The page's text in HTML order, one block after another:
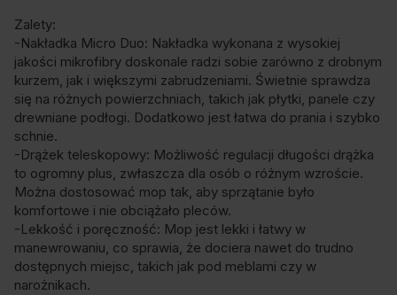
Zalety:
-Nakładka Micro Duo: Nakładka wykonana z wysokiej
jakości mikrofibry doskonale radzi sobie zarówno z drobnym
kurzem, jak i większymi zabrudzeniami. Świetnie sprawdza
się na różnych powierzchniach, takich jak płytki, panele czy
drewniane podłogi. Dodatkowo jest łatwa do prania i szybko
schnie.
-Drążek teleskopowy: Możliwość regulacji długości drążka
to ogromny plus, zwłaszcza dla osób o różnym wzroście.
Można dostosować mop tak, aby sprzątanie było
komfortowe i nie obciążało pleców.
-Lekkość i poręczność: Mop jest lekki i łatwy w
manewrowaniu, co sprawia, że dociera nawet do trudno
dostępnych miejsc, takich jak pod meblami czy w
narożnikach.